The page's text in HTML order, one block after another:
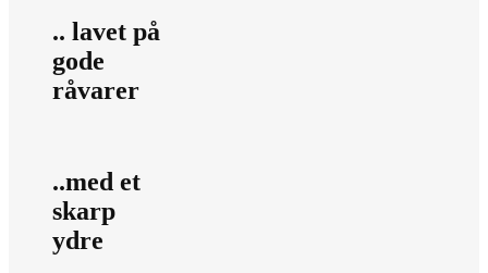
.. lavet på
gode
råvarer
..med et
skarp
ydre